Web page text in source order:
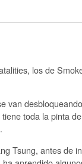
los de
van
toda la pinta
Tsung, antes de